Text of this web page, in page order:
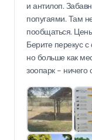
и антилоп.
попугаями. Там
пообщаться.
Берите перекус
но больше как
зоопарк - ничего